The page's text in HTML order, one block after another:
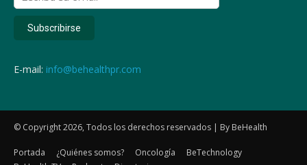
E-mail: info@behealthpr.com
© Copyright 2026, Todos los derechos reservados | By BeHealth
Portada ¿Quiénes somos? Oncología
BeTechnology